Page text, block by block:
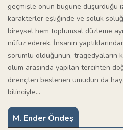
geçmişle onun bugüne düşürdüğü
karakterler eşliğinde ve soluk
bireysel hem toplumsal düzleme
nüfuz ederek. İnsanın
sorumlu olduğunun, tragedyaların
ölüm arasında yapılan tercihten
dirençten beslenen umudun da
bilinciyle…
M. Ender Öndeş